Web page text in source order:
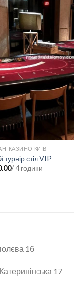
КАЗИНО КИЇВ
турнір стіл VIP
/ 4 години
1б
17